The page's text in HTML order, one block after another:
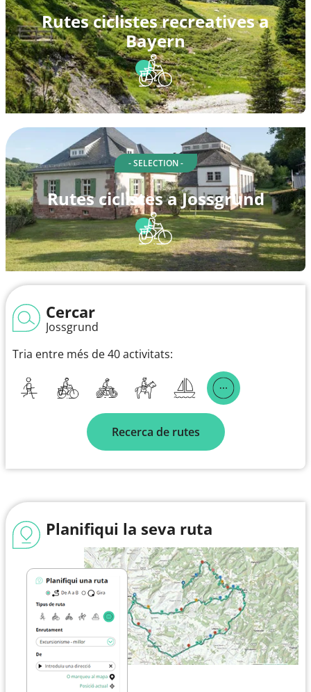
Rutes ciclistes recreatives a
Bayern
- SELECTION -
Rutes ciclistes a Jossgrund
Cercar
Jossgrund
Tria entre més de 40 activitats:
Recerca de rutes
Planifiqui la seva ruta